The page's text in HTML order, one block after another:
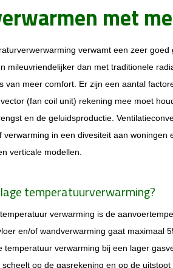
met
verwamt een zeer
mileuvriendelijker dan met traditionele
van meer comfort. Er zijn een aantal
(fan coil unit) rekening mee moet
en de geluidsproductie.
verwarming in een divesiteit aan woningen
verticale modellen.
temperatuurverwarming?
verwarming is de
en/of wandverwarming gaat maximaal
temperatuur verwarming bij een lager
scheelt op de gasrekening en op de